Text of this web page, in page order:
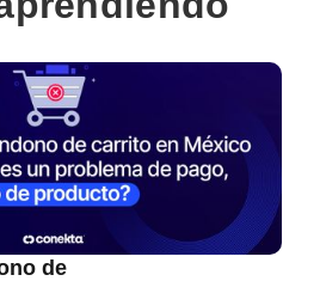
de